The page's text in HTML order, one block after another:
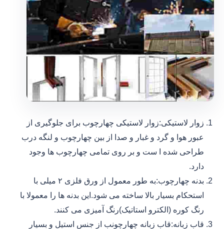
زوار لاستیکی:زوار لاستیکی چهارچوب برای جلوگیری از
عبور هوا و گرد و غبار و صدا از بین چهارچوب و لنگه درب
طراحی شده ا ست و بر روی تمامی چهارچوب ها وجود
دارد.
بدنه چهارچوب:به طور معمول از ورق فلزی ۲ میلی با
استحکام بسیار بالا ساخته می شود.این بدنه ها را معمولا با
رنگ کوره (الکترو استاتیک)رنگ آمیزی می کنند.
قاب زبانه:قاب زبانه چهارچونب از جنس استیل و بسیار